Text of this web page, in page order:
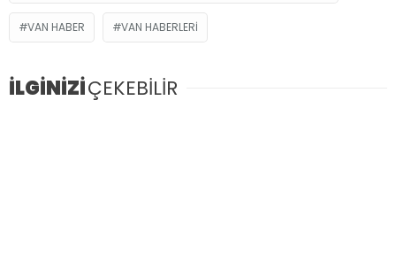
VAN HABER VAN HABERLERI
İLGİNİZİÇEKEBİLİR